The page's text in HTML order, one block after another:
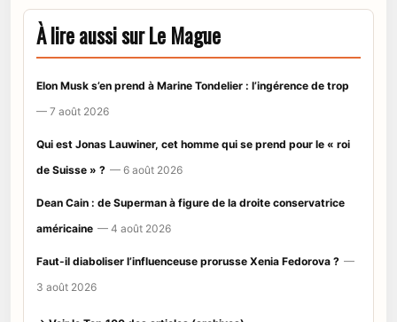
À lire aussi sur Le Mague
Elon Musk s’en prend à Marine Tondelier : l’ingérence de trop
— 7 août 2026
Qui est Jonas Lauwiner, cet homme qui se prend pour le « roi
de Suisse » ? — 6 août 2026
Dean Cain : de Superman à figure de la droite conservatrice
américaine — 4 août 2026
Faut-il diaboliser l’influenceuse prorusse Xenia Fedorova ? —
3 août 2026